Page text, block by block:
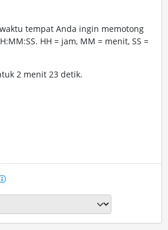
tempat Anda ingin memotong
HH = jam, MM = menit, SS =
2 menit 23 detik.